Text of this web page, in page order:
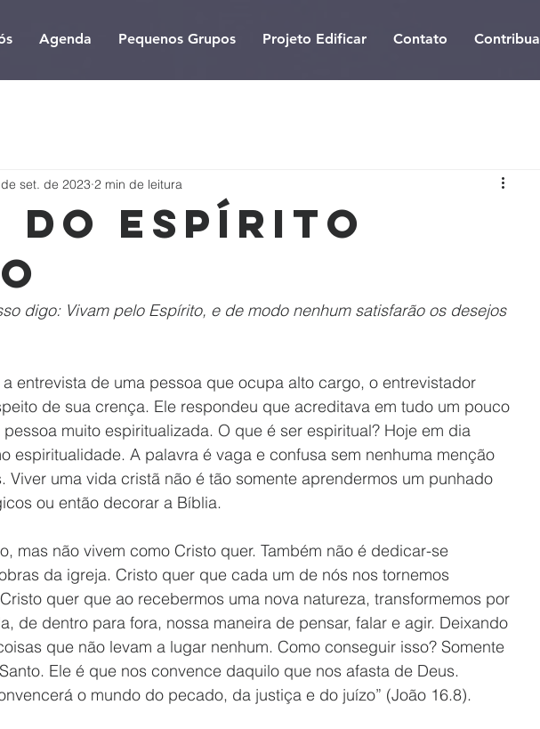
Agenda Pequenos Grupos Projeto Edificar Contato Contribua
do Espírito
set. de 2023 2 min de leitura
digo: Vivam pelo Espírito, e de modo nenhum satisfarão os desejos
entrevista de uma pessoa que ocupa alto cargo, o entrevistador
de sua crença. Ele respondeu que acreditava em tudo um pouco
muito espiritualizada. O que é ser espiritual? Hoje em dia
espiritualidade. A palavra é vaga e confusa sem nenhuma menção
Viver uma vida cristã não é tão somente aprendermos um punhado
ou então decorar a Bíblia.
mas não vivem como Cristo quer. Também não é dedicar-se
da igreja. Cristo quer que cada um de nós nos tornemos
quer que ao recebermos uma nova natureza, transformemos por
de dentro para fora, nossa maneira de pensar, falar e agir. Deixando
que não levam a lugar nenhum. Como conseguir isso? Somente
Ele é que nos convence daquilo que nos afasta de Deus.
o mundo do pecado, da justiça e do juízo” (João 16.8).